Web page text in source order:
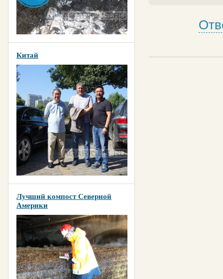
Китай
Лучший компост Северной
Америки